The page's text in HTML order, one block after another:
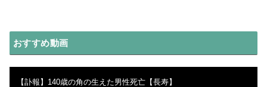
おすすめ動画
【訃報】140歳の角の生えた男性死亡【長寿】